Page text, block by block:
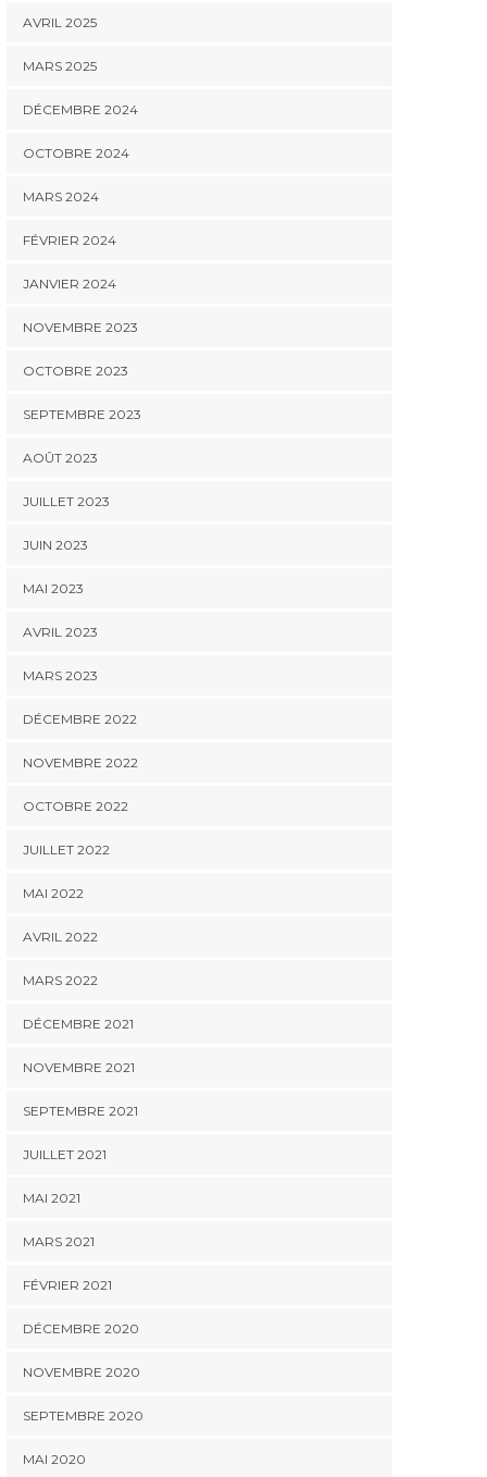
Bon de rentrée
AVRIL 2025
MARS 2025
DÉCEMBRE 2024
OCTOBRE 2024
MARS 2024
FÉVRIER 2024
JANVIER 2024
NOVEMBRE 2023
OCTOBRE 2023
SEPTEMBRE 2023
AOÛT 2023
JUILLET 2023
JUIN 2023
MAI 2023
AVRIL 2023
MARS 2023
DÉCEMBRE 2022
NOVEMBRE 2022
OCTOBRE 2022
JUILLET 2022
MAI 2022
AVRIL 2022
MARS 2022
DÉCEMBRE 2021
NOVEMBRE 2021
SEPTEMBRE 2021
JUILLET 2021
MAI 2021
MARS 2021
FÉVRIER 2021
DÉCEMBRE 2020
NOVEMBRE 2020
SEPTEMBRE 2020
MAI 2020